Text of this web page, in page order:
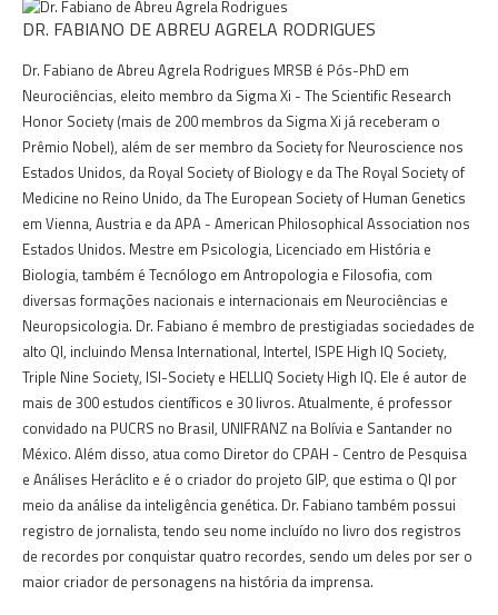
DR. FABIANO DE ABREU AGRELA RODRIGUES
Dr. Fabiano de Abreu Agrela Rodrigues MRSB é Pós-PhD em
Neurociências, eleito membro da Sigma Xi - The Scientific Research
Honor Society (mais de 200 membros da Sigma Xi já receberam o
Prêmio Nobel), além de ser membro da Society for Neuroscience nos
Estados Unidos, da Royal Society of Biology e da The Royal Society of
Medicine no Reino Unido, da The European Society of Human Genetics
em Vienna, Austria e da APA - American Philosophical Association nos
Estados Unidos. Mestre em Psicologia, Licenciado em História e
Biologia, também é Tecnólogo em Antropologia e Filosofia, com
diversas formações nacionais e internacionais em Neurociências e
Neuropsicologia. Dr. Fabiano é membro de prestigiadas sociedades de
alto QI, incluindo Mensa International, Intertel, ISPE High IQ Society,
Triple Nine Society, ISI-Society e HELLIQ Society High IQ. Ele é autor de
mais de 300 estudos científicos e 30 livros. Atualmente, é professor
convidado na PUCRS no Brasil, UNIFRANZ na Bolívia e Santander no
México. Além disso, atua como Diretor do CPAH - Centro de Pesquisa
e Análises Heráclito e é o criador do projeto GIP, que estima o QI por
meio da análise da inteligência genética. Dr. Fabiano também possui
registro de jornalista, tendo seu nome incluído no livro dos registros
de recordes por conquistar quatro recordes, sendo um deles por ser o
maior criador de personagens na história da imprensa.